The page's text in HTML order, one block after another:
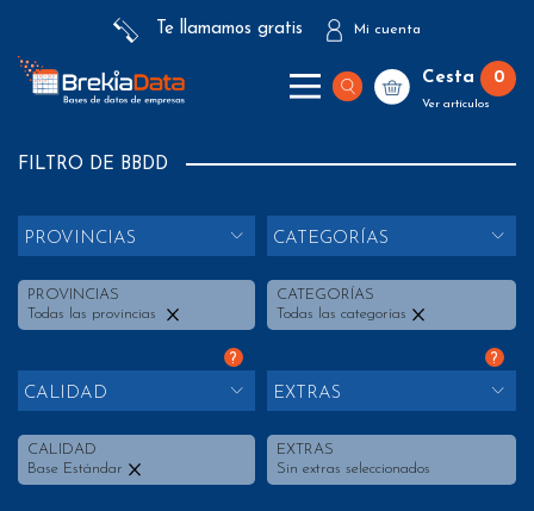
Te llamamos gratis Mi cuenta
Cesta 0
Ver artículos
FILTRO DE BBDD
PROVINCIAS
PROVINCIAS
Todas las provincias
CATEGORÍAS
CATEGORÍAS
Todas las categorías
?
CALIDAD
CALIDAD
Base Estándar
?
EXTRAS
EXTRAS
Sin extras seleccionados